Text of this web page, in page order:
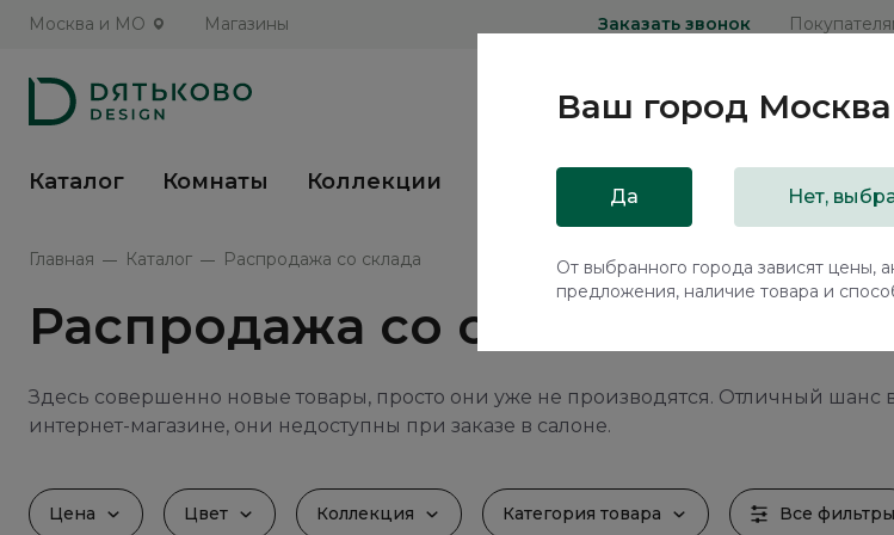
Москва и МО Магазины Заказать звонок
Каталог Комнаты Коллекции
Главная Каталог Распродажа со склада
Распродажа со склада
Здесь совершенно новые товары, просто они уже не производятся. Отличный шанс
интернет-магазине, они недоступны при заказе в салоне.
Цена Цвет Коллекция Категория товара Все фильтры
Ваш город
Да Нет,
От выбранного города зависят цены,
предложения, наличие товара и